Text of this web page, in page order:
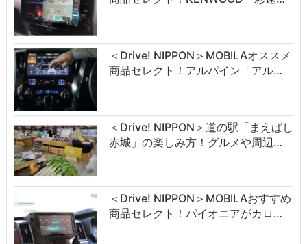
＜Drive! NIPPON＞MOBILAオススメ
商品セレクト！アルパイン「アル…
＜Drive! NIPPON＞道の駅「まえばし
赤城」の楽しみ方！グルメや周辺…
＜Drive! NIPPON＞MOBILAおすすめ
商品セレクト！パイオニアがカロ…